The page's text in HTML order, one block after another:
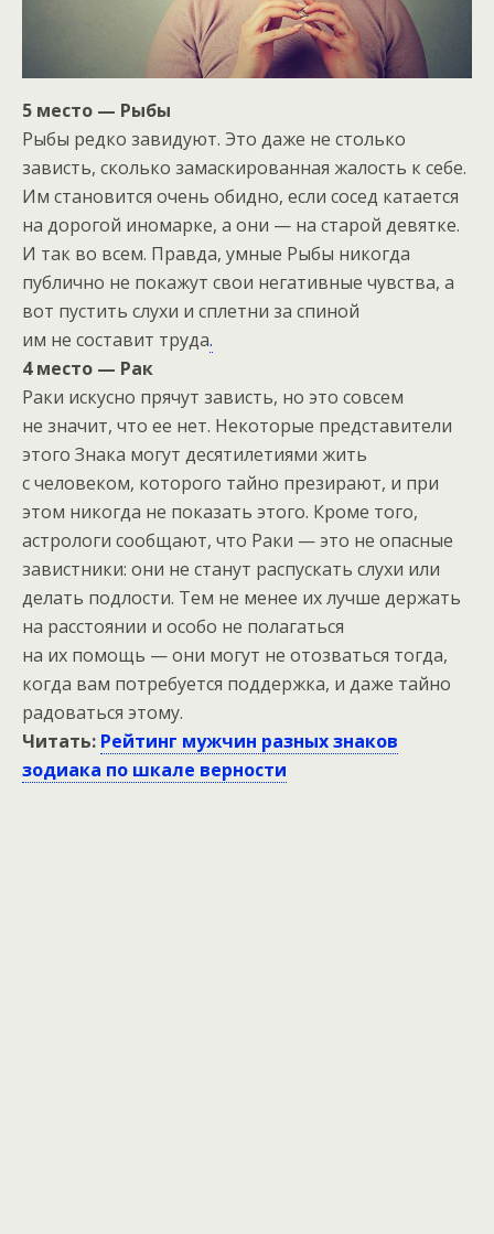
5 место — Рыбы
Рыбы редко завидуют. Это даже не столько
зависть, сколько замаскированная жалость к себе.
Им становится очень обидно, если сосед катается
на дорогой иномарке, а они — на старой девятке.
И так во всем. Правда, умные Рыбы никогда
публично не покажут свои негативные чувства, а
вот пустить слухи и сплетни за спиной
им не составит труда.
4 место — Рак
Раки искусно прячут зависть, но это совсем
не значит, что ее нет. Некоторые представители
этого Знака могут десятилетиями жить
с человеком, которого тайно презирают, и при
этом никогда не показать этого. Кроме того,
астрологи сообщают, что Раки — это не опасные
завистники: они не станут распускать слухи или
делать подлости. Тем не менее их лучше держать
на расстоянии и особо не полагаться
на их помощь — они могут не отозваться тогда,
когда вам потребуется поддержка, и даже тайно
радоваться этому.
Читать: Рейтинг мужчин разных знаков
зодиака по шкале верности